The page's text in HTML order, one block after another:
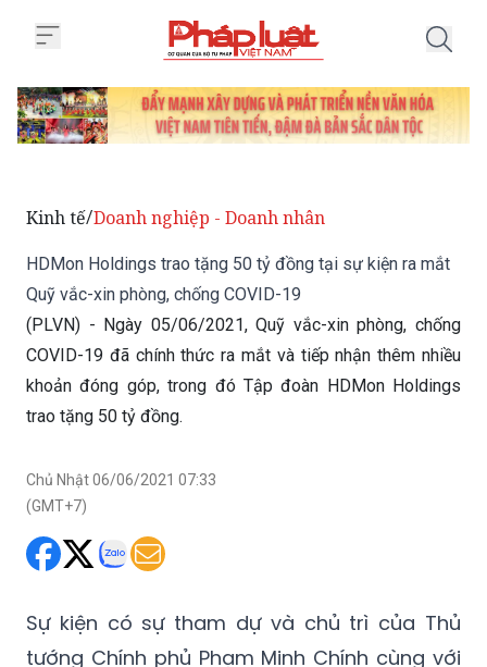
Kinh tế/Doanh nghiệp - Doanh nhân
HDMon Holdings trao tặng 50 tỷ đồng tại sự kiện ra mắt
Quỹ vắc-xin phòng, chống COVID-19
(PLVN) - Ngày 05/06/2021, Quỹ vắc-xin phòng, chống
COVID-19 đã chính thức ra mắt và tiếp nhận thêm nhiều
khoản đóng góp, trong đó Tập đoàn HDMon Holdings
trao tặng 50 tỷ đồng.
Chủ Nhật 06/06/2021 07:33
(GMT+7)
Sự kiện có sự tham dự và chủ trì của Thủ
tướng Chính phủ Phạm Minh Chính cùng với